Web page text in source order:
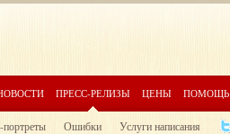
ПРЕСС-РЕЛИЗЫ ЦЕНЫ ПОМОЩЬ
портреты Ошибки Услуги написания